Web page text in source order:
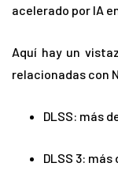
acelerado por IA
Aquí hay un
relacionadas con
DLSS: más
DLSS 3: